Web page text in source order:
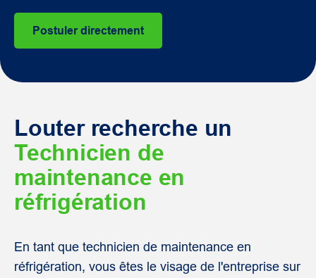
Postuler directement
Louter recherche un
Technicien de
maintenance en
réfrigération
En tant que technicien de maintenance en
réfrigération, vous êtes le visage de l'entreprise sur